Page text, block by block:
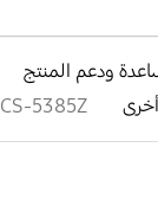
ودعم المنتج
CS-5385Z